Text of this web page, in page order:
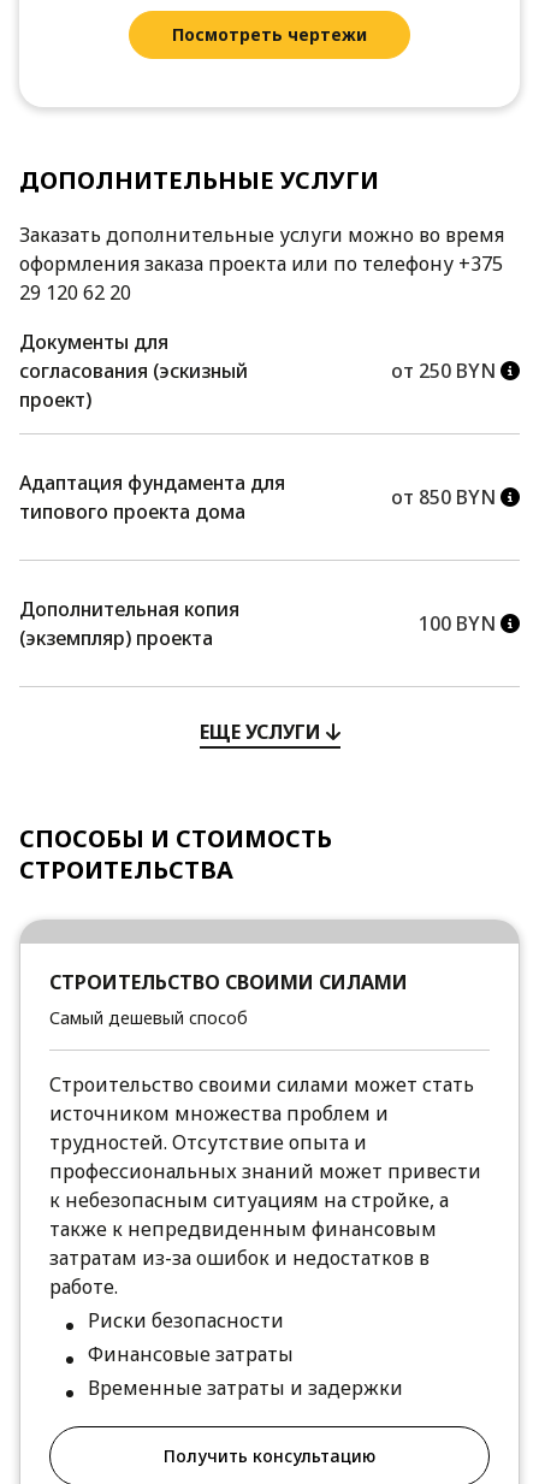
Посмотреть чертежи
ДОПОЛНИТЕЛЬНЫЕ УСЛУГИ
Заказать дополнительные услуги можно во время
оформления заказа проекта или по телефону +375
29 120 62 20
Документы для
согласования (эскизный
проект)
от 250 BYN
Адаптация фундамента для
типового проекта дома
от 850 BYN
Дополнительная копия
(экземпляр) проекта
100 BYN
ЕЩЕ УСЛУГИ
СПОСОБЫ И СТОИМОСТЬ
СТРОИТЕЛЬСТВА
СТРОИТЕЛЬСТВО СВОИМИ СИЛАМИ
Самый дешевый способ
Строительство своими силами может стать
источником множества проблем и
трудностей. Отсутствие опыта и
профессиональных знаний может привести
к небезопасным ситуациям на стройке, а
также к непредвиденным финансовым
затратам из-за ошибок и недостатков в
работе.
Риски безопасности
Финансовые затраты
Временные затраты и задержки
Получить консультацию